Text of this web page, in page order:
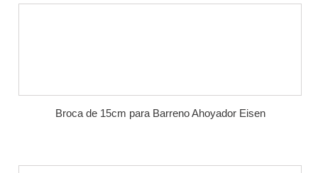
Broca de 15cm para Barreno Ahoyador Eisen